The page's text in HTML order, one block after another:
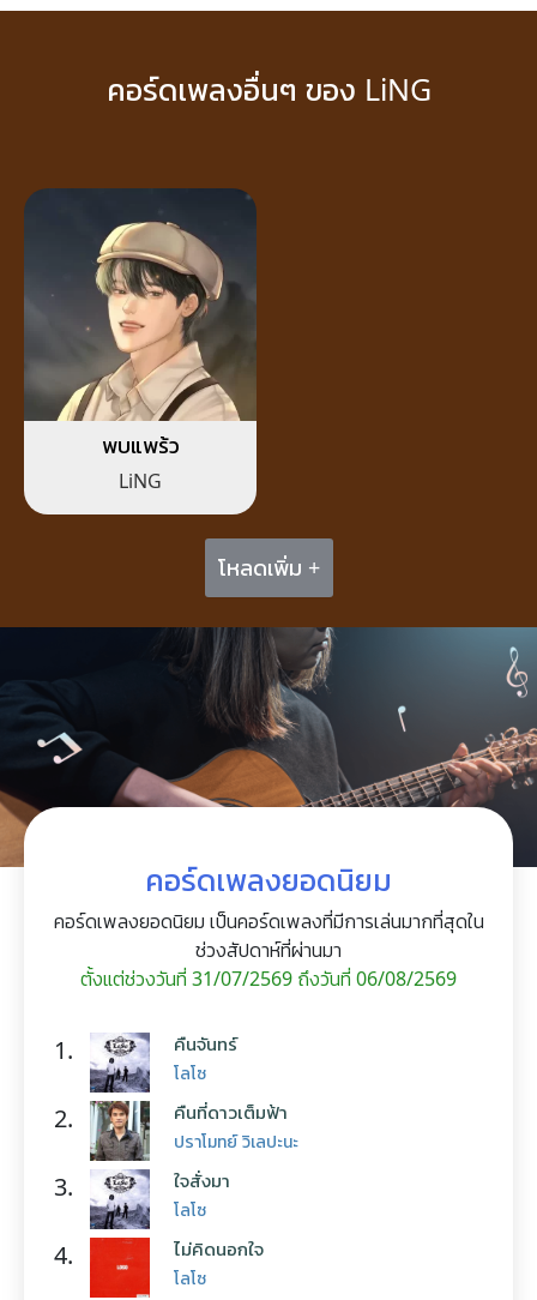
คอร์ดเพลงอื่นๆ ของ LiNG
พบแพร้ว
LiNG
โหลดเพิ่ม +
คอร์ดเพลงยอดนิยม
คอร์ดเพลงยอดนิยม เป็นคอร์ดเพลงที่มีการเล่นมากที่สุดใน
ช่วงสัปดาห์ที่ผ่านมา
ตั้งแต่ช่วงวันที่ 31/07/2569 ถึงวันที่ 06/08/2569
1. คืนจันทร์
โลโซ
2. คืนที่ดาวเต็มฟ้า
ปราโมทย์ วิเลปะนะ
3. ใจสั่งมา
โลโซ
4. ไม่คิดนอกใจ
โลโซ